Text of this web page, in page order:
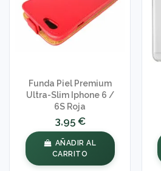
Funda Piel Premium
Ultra-Slim Iphone 6 /
6S Roja
3,95 €
AÑADIR AL
CARRITO